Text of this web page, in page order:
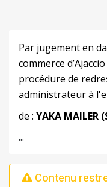
Par jugement en
commerce
procédure de
administrateur à
de : YAKA MAILER
...
Contenu